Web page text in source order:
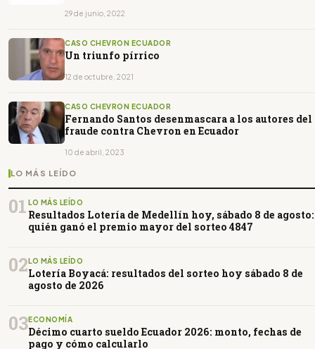
29 de junio, 2022
CASO CHEVRON ECUADOR
Un triunfo pírrico
12 de octubre, 2021
CASO CHEVRON ECUADOR
Fernando Santos desenmascara a los autores del
fraude contra Chevron en Ecuador
10 de abril, 2023
LO MÁS LEÍDO
01 LO MÁS LEÍDO
Resultados Lotería de Medellín hoy, sábado 8 de agosto:
quién ganó el premio mayor del sorteo 4847
02LO MÁS LEÍDO
Lotería Boyacá: resultados del sorteo hoy sábado 8 de
agosto de 2026
03ECONOMÍA
Décimo cuarto sueldo Ecuador 2026: monto, fechas de
pago y cómo calcularlo